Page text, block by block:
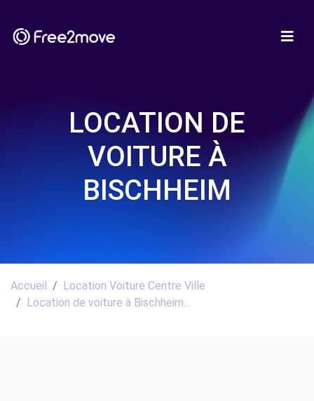
LOCATION DE
VOITURE À
BISCHHEIM
Accueil
Location Voiture Centre Ville
Location de voiture à Bischheim...